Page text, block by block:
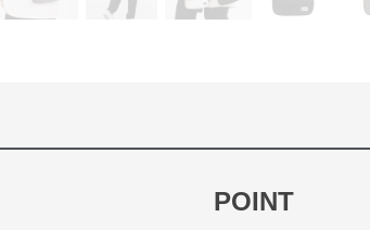
POINT